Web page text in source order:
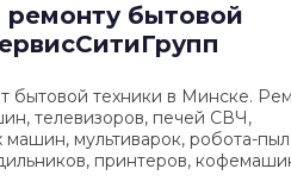
ремонту бытовой
бытовой техники в Минске.
телевизоров, печей СВЧ,
мультиварок, робота-
принтеров,